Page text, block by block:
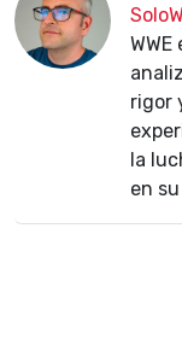
WWE
rigor
la
en su